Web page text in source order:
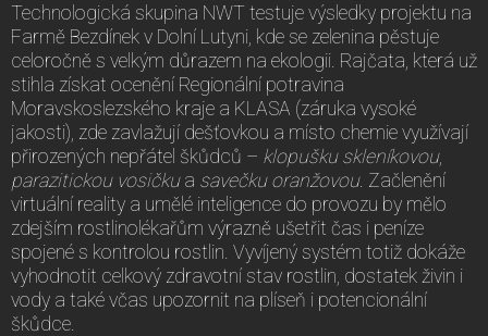
Technologická skupina NWT testuje výsledky projektu na
Farmě Bezdínek v Dolní Lutyni, kde se zelenina pěstuje
celoročně s velkým důrazem na ekologii. Rajčata, která už
stihla získat ocenění Regionální potravina
Moravskoslezského kraje a KLASA (záruka vysoké
jakosti), zde zavlažují dešťovkou a místo chemie využívají
přirozených nepřátel škůdců – klopušku skleníkovou,
parazitickou vosičkua savečku oranžovou. Začlenění
virtuální reality a umělé inteligence do provozu by mělo
zdejším rostlinolékařům výrazně ušetřit čas i peníze
spojené s kontrolou rostlin. Vyvíjený systém totiž dokáže
vyhodnotit celkový zdravotní stav rostlin, dostatek živin i
vody a také včas upozornit na plíseň i potencionální
škůdce.